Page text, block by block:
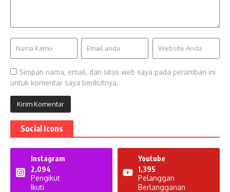
Simpan nama, email, dan situs web saya pada peramban ini
untuk komentar saya berikutnya.
Social Icons
Instagram
2,094
Pengikut
Ikuti
Youtube
1,395
Pelanggan
Berlangganan